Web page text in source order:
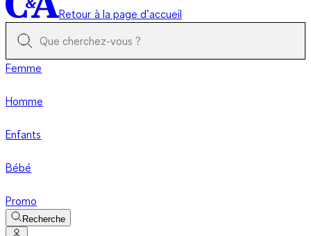
Retour à la page d’accueil
Femme
Homme
Enfants
Bébé
Promo
Recherche